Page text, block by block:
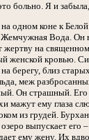
больно. Я и
одном коне к
Вода. Он
на
женской кровью.
берегу, близ
меж
Он страшный. Его
мажут ему глаза
из грудей.
выпускает его
ему жену. Их